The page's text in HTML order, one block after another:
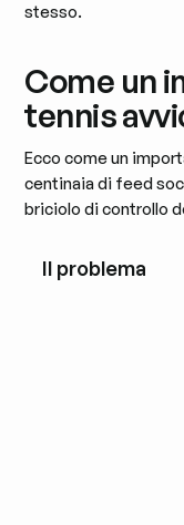
stesso.
Come un
tennis
Ecco come un
centinaia di feed
briciolo di controllo
Il problema